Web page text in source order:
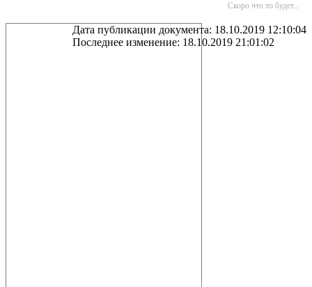
Скоро что то будет...
Дата публикации документа: 18.10.2019 12:10:04
Последнее изменение: 18.10.2019 21:01:02